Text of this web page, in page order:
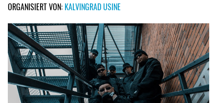
ORGANISIERT VON: KALVINGRAD USINE